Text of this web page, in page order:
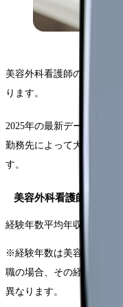
美容外科看護師の年収は
ります。
2025年の最新データによ
勤務先によって大きく異
す。
美容外科看護師の平均
経験年数平均年収主な役
※経験年数は美容外科で
職の場合、その経験がど
異なります。